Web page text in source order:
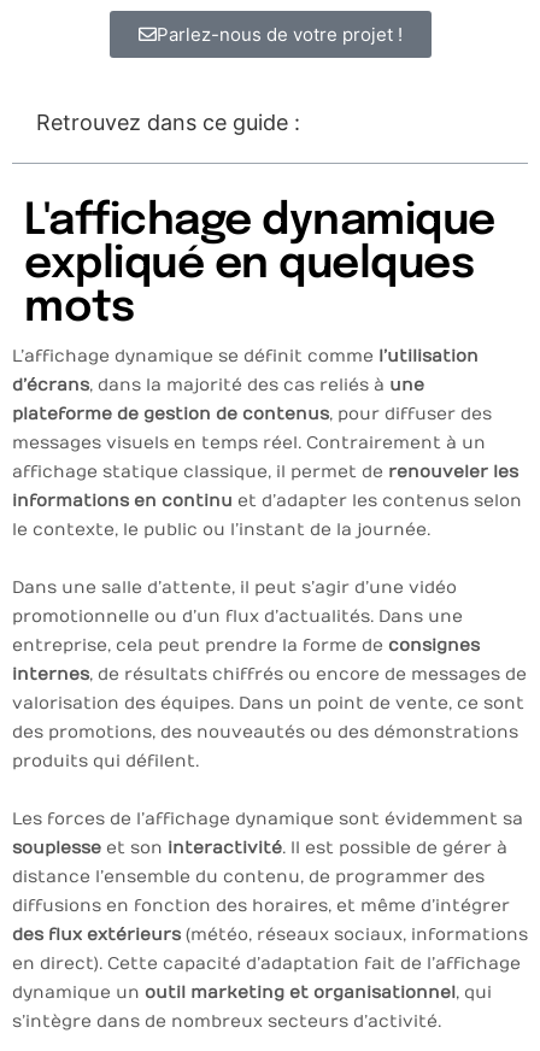
Parlez-nous de votre projet !
Retrouvez dans ce guide :
L'affichage dynamique
expliqué en quelques
mots
L’affichage dynamique se définit comme l’utilisation
d’écrans, dans la majorité des cas reliés à une
plateforme de gestion de contenus, pour diffuser des
messages visuels en temps réel. Contrairement à un
affichage statique classique, il permet de renouveler les
informations en continu et d’adapter les contenus selon
le contexte, le public ou l’instant de la journée.
Dans une salle d’attente, il peut s’agir d’une vidéo
promotionnelle ou d’un flux d’actualités. Dans une
entreprise, cela peut prendre la forme de consignes
internes, de résultats chiffrés ou encore de messages de
valorisation des équipes. Dans un point de vente, ce sont
des promotions, des nouveautés ou des démonstrations
produits qui défilent.
Les forces de l’affichage dynamique sont évidemment sa
souplesse et son interactivité. Il est possible de gérer à
distance l’ensemble du contenu, de programmer des
diffusions en fonction des horaires, et même d’intégrer
des flux extérieurs (météo, réseaux sociaux, informations
en direct). Cette capacité d’adaptation fait de l’affichage
dynamique un outil marketing et organisationnel, qui
s’intègre dans de nombreux secteurs d’activité.